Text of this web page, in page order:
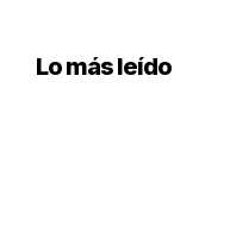
Lo más leído